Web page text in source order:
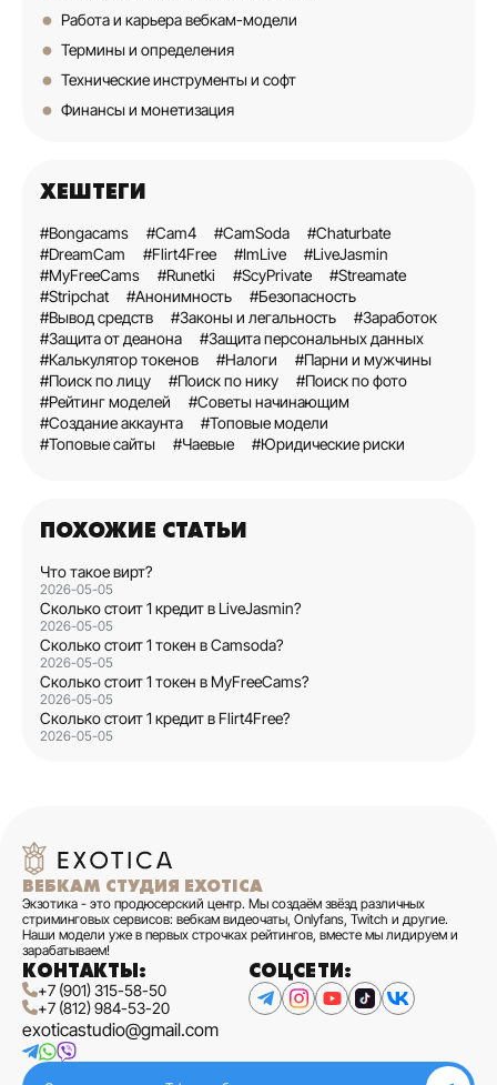
Работа и карьера вебкам-модели
Термины и определения
Технические инструменты и софт
Финансы и монетизация
ХЕШТЕГИ
#Bongacams #Cam4 #CamSoda
#Chaturbate
#DreamCam
#Flirt4Free #ImLive
#LiveJasmin
#MyFreeCams
#Runetki #ScyPrivate
#Streamate
#Stripchat
#Анонимность
#Безопасность
#Вывод средств
#Законы и легальность
#Заработок
#Защита от деанона
#Защита персональных данных
#Калькулятор токенов
#Налоги
#Парни и мужчины
#Поиск по лицу
#Поиск по нику
#Поиск по фото
#Рейтинг моделей
#Советы начинающим
#Создание аккаунта
#Топовые модели
#Топовые сайты
#Чаевые #Юридические риски
ПОХОЖИЕ СТАТЬИ
Что такое вирт?
2026-05-05
Сколько стоит 1 кредит в LiveJasmin?
2026-05-05
Сколько стоит 1 токен в Camsoda?
2026-05-05
Сколько стоит 1 токен в MyFreeCams?
2026-05-05
Сколько стоит 1 кредит в Flirt4Free?
2026-05-05
ВЕБКАМ СТУДИЯ EXOTICA
Экзотика - это продюсерский центр. Мы создаём звёзд различных
стриминговых сервисов: вебкам видеочаты, Onlyfans, Twitch и другие.
Наши модели уже в первых строчках рейтингов, вместе мы лидируем и
зарабатываем!
КОНТАКТЫ:
+7 (901) 315-58-50
+7 (812) 984-53-20
exoticastudio@gmail.com
СОЦСЕТИ: